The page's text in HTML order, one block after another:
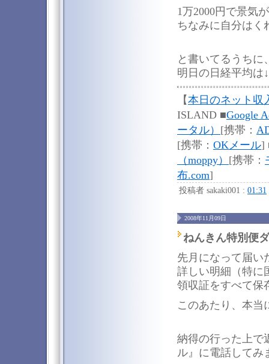
1万2000円で景気
ちなみに自分はく
と書いてるうちに
明日の日経平均は
【本日のネット収
ISLAND ■Google
ータル） [携帯：
[携帯： OKメール]
（moppy） [携帯：
布.com]
投稿者 sakaki001 : 01:31
2008年11月09日
ねんきん特別便
先月になって届い
詳しい明細（特に
領収証をすべて保
このあたり、本当
納得の行った上で
ル』に電話してみ